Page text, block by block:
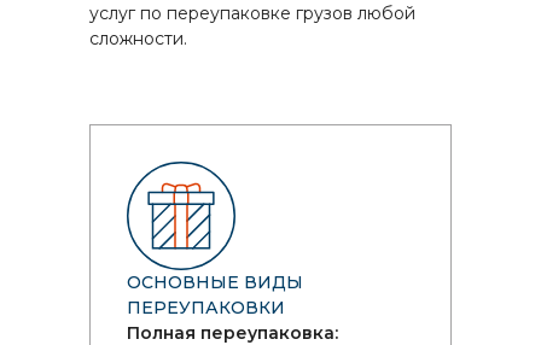
услуг по переупаковке грузов любой
сложности.
ОСНОВНЫЕ ВИДЫ
ПЕРЕУПАКОВКИ
Полная переупаковка: